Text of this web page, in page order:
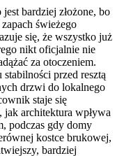
bardziej złożone, bo
świeżego
się, że wszystko już
nikt oficjalnie nie
za otoczeniem.
przed resztą
drzwi do lokalnego
staje się
jak architektura wpływa
podczas gdy domy
kostce brukowej,
bardziej